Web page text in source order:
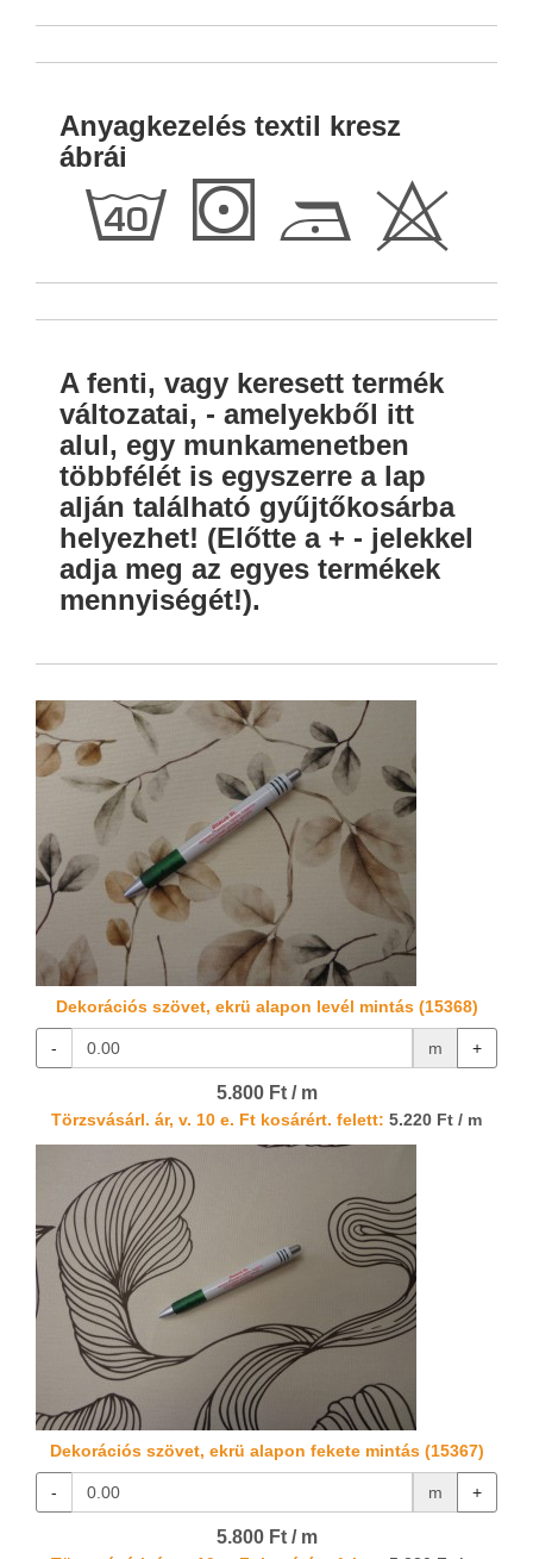
Anyagkezelés textil kresz
ábrái
h S D H
A fenti, vagy keresett termék
változatai, - amelyekből itt
alul, egy munkamenetben
többfélét is egyszerre a lap
alján található gyűjtőkosárba
helyezhet! (Előtte a + - jelekkel
adja meg az egyes termékek
mennyiségét!).
Dekorációs szövet, ekrü alapon levél mintás (15368)
- m +
5.800 Ft / m
Törzsvásárl. ár, v. 10 e. Ft kosárért. felett: 5.220 Ft / m
Dekorációs szövet, ekrü alapon fekete mintás (15367)
- m +
5.800 Ft / m